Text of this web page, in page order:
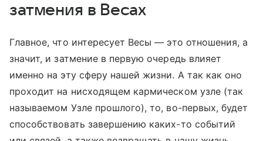
затмения в Весах
Главное, что интересует Весы — это отношения, а
значит, и затмение в первую очередь влияет
именно на эту сферу нашей жизни. А так как оно
проходит на нисходящем кармическом узле (так
называемом Узле прошлого), то, во-первых, будет
способствовать завершению каких-то событий